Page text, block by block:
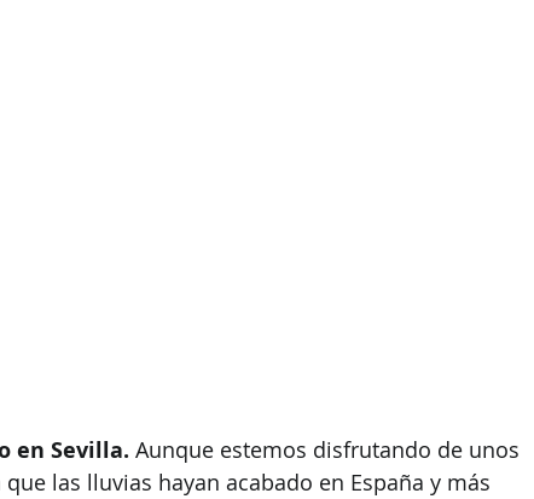
en Sevilla. Aunque estemos disfrutando de unos
las lluvias hayan acabado en España y más